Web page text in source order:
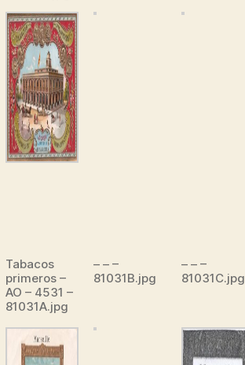
Tabacos
primeros –
AO – 4531 –
81031A.jpg
– – –
81031B.jpg
– – –
81031C.jpg